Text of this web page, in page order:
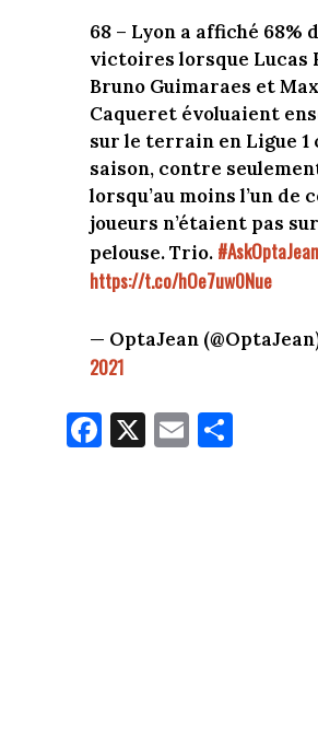
68 – Lyon a affiché 68%
victoires lorsque Lucas
Bruno Guimaraes et
Caqueret évoluaient
sur le terrain en Ligue 1
saison, contre
lorsqu’au moins l’un de
joueurs n’étaient pas
pelouse. Trio. #AskOptaJean
https://t.co/hOe7uw0Nue
— OptaJean
2021
Fa
ce
X E
m
Pa
rt